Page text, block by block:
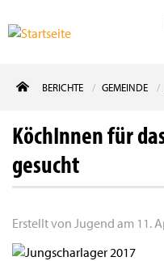
zum
BERICHTE GEMEINDE
KöchInnen für
gesucht
Erstellt von Jugend am 11.